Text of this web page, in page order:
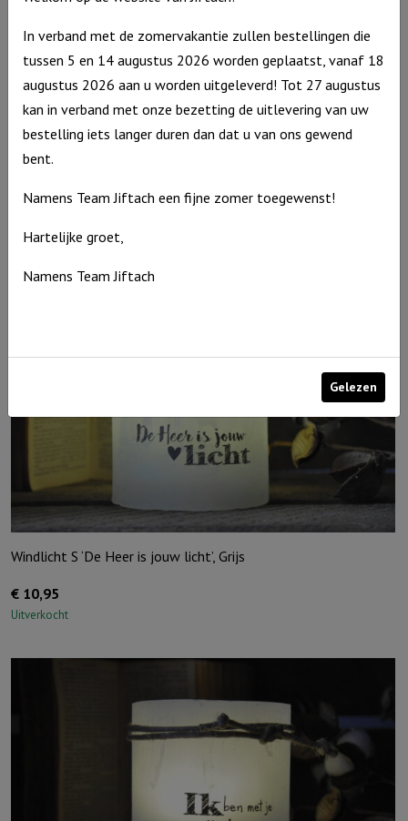
Op voorraad
Hij"
aantal
Windlicht S ‘De Heer is jouw licht’, Grijs
€ 10,95
Uitverkocht
In verband met de zomervakantie zullen bestellingen die
tussen 5 en 14 augustus 2026 worden geplaatst, vanaf 18
augustus 2026 aan u worden uitgeleverd! Tot 27 augustus
kan in verband met onze bezetting de uitlevering van uw
bestelling iets langer duren dan dat u van ons gewend
bent.
Namens Team Jiftach een fijne zomer toegewenst!
Hartelijke groet,
Namens Team Jiftach
Gelezen